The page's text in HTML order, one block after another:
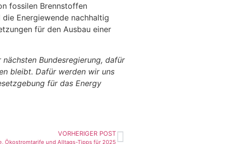
fossilen Brennstoffen
Energiewende nachhaltig
für den Ausbau einer
Bundesregierung, dafür
bleibt. Dafür werden wir uns
für das Energy
VORHERIGER POST
Ökostromtarife und Alltags-Tipps für 2025